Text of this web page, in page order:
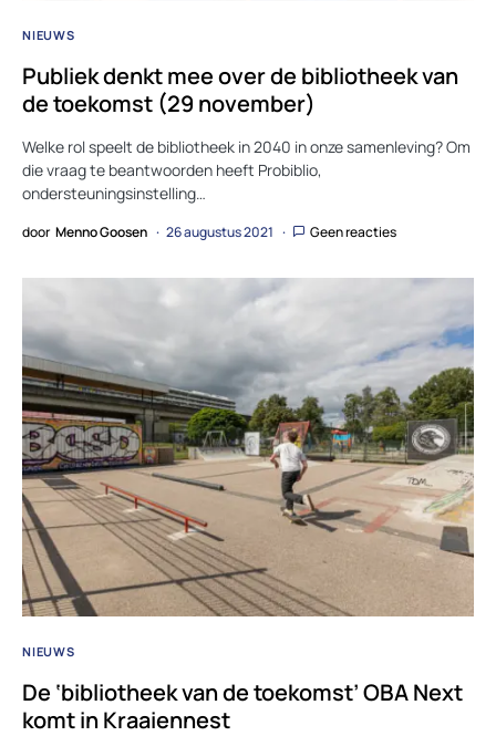
NIEUWS
Publiek denkt mee over de bibliotheek van
de toekomst (29 november)
Welke rol speelt de bibliotheek in 2040 in onze samenleving? Om
die vraag te beantwoorden heeft Probiblio,
ondersteuningsinstelling…
door Menno Goosen 26 augustus 2021 Geen reacties
NIEUWS
De ‘bibliotheek van de toekomst’ OBA Next
komt in Kraaiennest